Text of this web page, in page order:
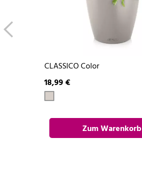
CLASSICO Color
18,99 €
Zum Warenkorb